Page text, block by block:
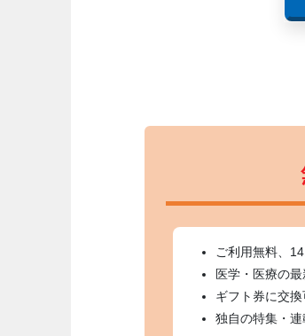
ご利用無料、
医学・医療の
ギフト券に交
独自の特集・